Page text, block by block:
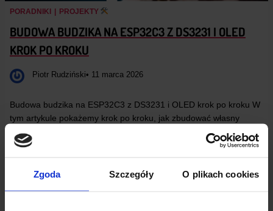
Zgoda Szczegóły O plikach cookies
PORADNIKI PROJEKTY
BUDOWA BUDZIKA NA ESP32C3 Z DS3231 I OLED
KROK PO KROKU
Piotr Rudziński• 11 marca 2026
Budowa budzika na ESP32C3 z DS3231 i OLED krok po kroku W
tym artykule pokażemy krok po kroku, jak zbudować własny
elektroniczny budzik oparty na mikrokontrolerze ESP32C3.
Urządzenie wyposażone jest…
CZYTAJ WPIS